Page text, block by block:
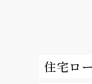
住宅ロ